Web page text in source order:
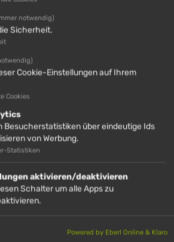
SCHWÄNDLE
Bergstation vom Schwandlift ist
Bei einem Einkehrschwung in der
einem Sonnenbad auf der Terrasse
17 Uhr geöffnet (Dienstag Ruhetag).
notwendig)
Sicherheit.
Cookie-Einstellungen auf Ihrem
Cookies
Besucherstatistiken über eindeutige Ids
von Werbung.
Statistiken
aktivieren/deaktivieren
Schalter um alle Apps zu
Powered by Eberl Online & Klaro